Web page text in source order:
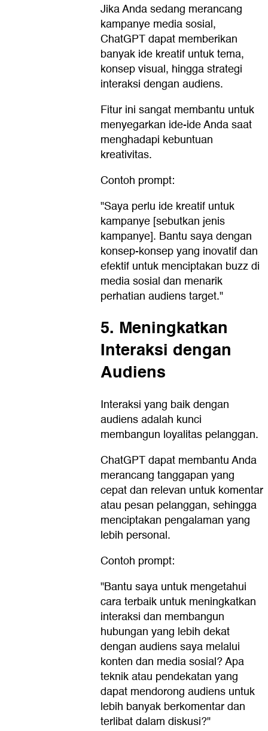
Jika Anda sedang merancang
kampanye media sosial,
ChatGPT dapat memberikan
banyak ide kreatif untuk tema,
konsep visual, hingga strategi
interaksi dengan audiens.
Fitur ini sangat membantu untuk
menyegarkan ide-ide Anda saat
menghadapi kebuntuan
kreativitas.
Contoh prompt:
"Saya perlu ide kreatif untuk
kampanye [sebutkan jenis
kampanye]. Bantu saya dengan
konsep-konsep yang inovatif dan
efektif untuk menciptakan buzz di
media sosial dan menarik
perhatian audiens target."
5. Meningkatkan
Interaksi dengan
Audiens
Interaksi yang baik dengan
audiens adalah kunci
membangun loyalitas pelanggan.
ChatGPT dapat membantu Anda
merancang tanggapan yang
cepat dan relevan untuk komentar
atau pesan pelanggan, sehingga
menciptakan pengalaman yang
lebih personal.
Contoh prompt:
"Bantu saya untuk mengetahui
cara terbaik untuk meningkatkan
interaksi dan membangun
hubungan yang lebih dekat
dengan audiens saya melalui
konten dan media sosial? Apa
teknik atau pendekatan yang
dapat mendorong audiens untuk
lebih banyak berkomentar dan
terlibat dalam diskusi?"